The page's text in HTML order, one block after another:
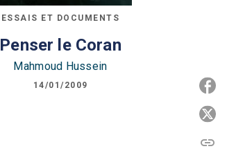
ESSAIS ET DOCUMENTS
Penser le Coran
Mahmoud Hussein
14/01/2009
link